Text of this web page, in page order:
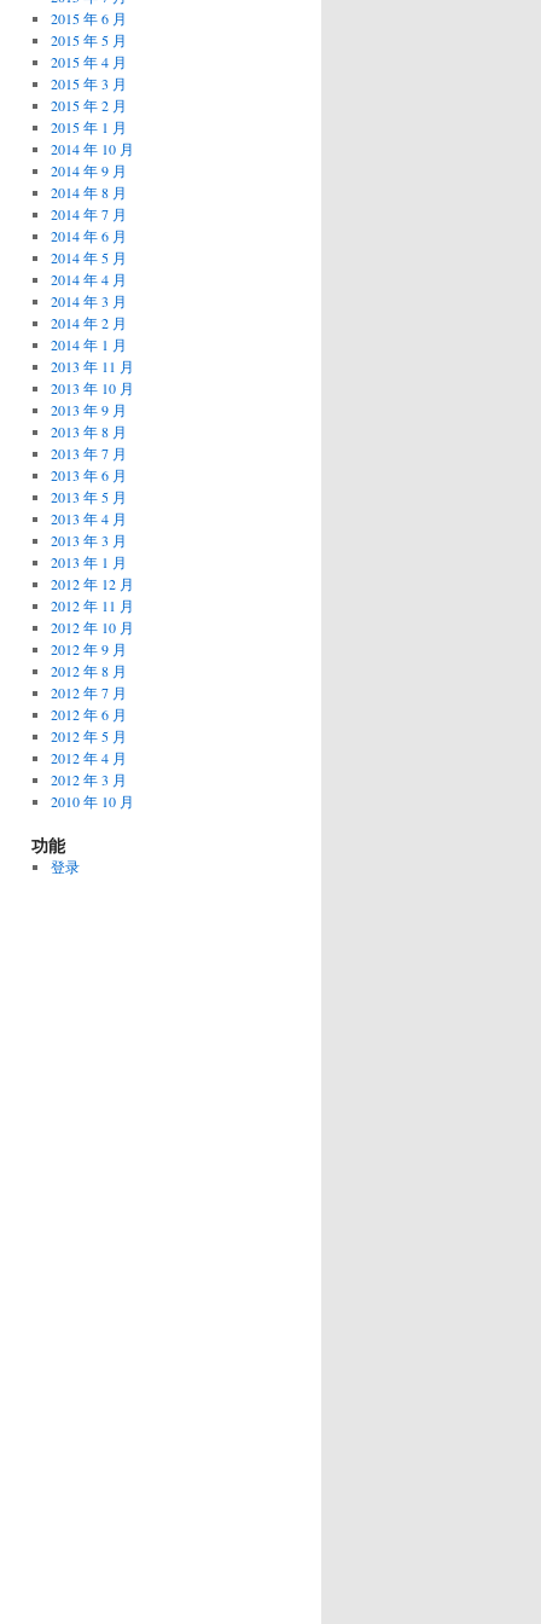
2015 年 6 月
2015 年 5 月
2015 年 4 月
2015 年 3 月
2015 年 2 月
2015 年 1 月
2014 年 10 月
2014 年 9 月
2014 年 8 月
2014 年 7 月
2014 年 6 月
2014 年 5 月
2014 年 4 月
2014 年 3 月
2014 年 2 月
2014 年 1 月
2013 年 11 月
2013 年 10 月
2013 年 9 月
2013 年 8 月
2013 年 7 月
2013 年 6 月
2013 年 5 月
2013 年 4 月
2013 年 3 月
2013 年 1 月
2012 年 12 月
2012 年 11 月
2012 年 10 月
2012 年 9 月
2012 年 8 月
2012 年 7 月
2012 年 6 月
2012 年 5 月
2012 年 4 月
2012 年 3 月
2010 年 10 月
功能
登录